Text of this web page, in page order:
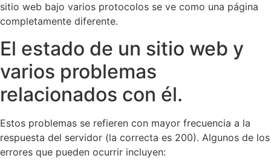
sitio web bajo varios protocolos se ve como una página
completamente diferente.
El estado de un sitio web y
varios problemas
relacionados con él.
Estos problemas se refieren con mayor frecuencia a la
respuesta del servidor (la correcta es 200). Algunos de los
errores que pueden ocurrir incluyen: